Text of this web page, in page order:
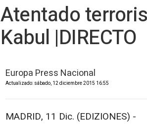
Atentado
Kabul |DIRECTO
Europa Press Nacional
Actualizado: sábado, 12 diciembre 2015 16:55
MADRID, 11 Dic. (EDIZIONES) -